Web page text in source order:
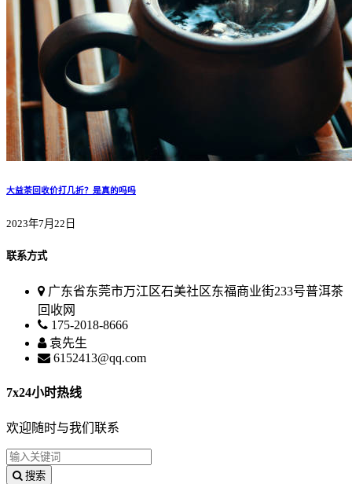
大益茶回收价打几折？是真的吗吗
2023年7月22日
联系方式
广东省东莞市万江区石美社区东福商业街233号普洱茶
回收网
175-2018-8666
袁先生
6152413@qq.com
7x24小时热线
欢迎随时与我们联系
搜索